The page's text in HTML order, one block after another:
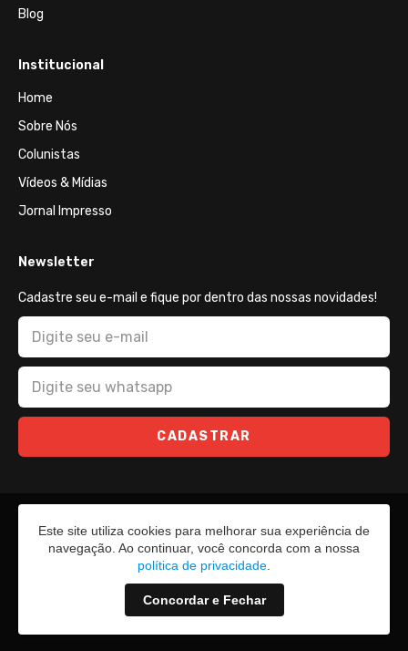
Blog
Institucional
Home
Sobre Nós
Colunistas
Vídeos & Mídias
Jornal Impresso
Newsletter
Cadastre seu e-mail e fique por dentro das nossas novidades!
CADASTRAR
Este site utiliza cookies para melhorar sua experiência de
navegação. Ao continuar, você concorda com a nossa
política de privacidade
Concordar e Fechar